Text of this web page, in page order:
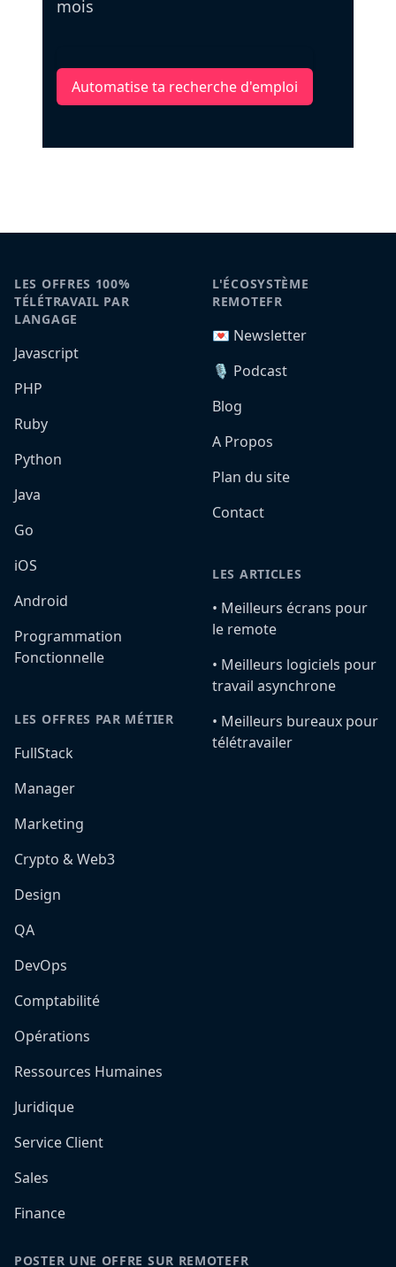
mois
Automatise ta recherche d'emploi
LES OFFRES 100%
TÉLÉTRAVAIL PAR
LANGAGE
Javascript
PHP
Ruby
Python
Java
Go
iOS
Android
Programmation
Fonctionnelle
LES OFFRES PAR MÉTIER
FullStack
Manager
Marketing
Crypto & Web3
Design
QA
DevOps
Comptabilité
Opérations
Ressources Humaines
Juridique
Service Client
Sales
Finance
L'ÉCOSYSTÈME
REMOTEFR
💌 Newsletter
🎙️ Podcast
Blog
A Propos
Plan du site
Contact
LES ARTICLES
•️ Meilleurs écrans pour
le remote
•️ Meilleurs logiciels pour
travail asynchrone
•️ Meilleurs bureaux pour
télétravailer
POSTER UNE OFFRE SUR REMOTEFR